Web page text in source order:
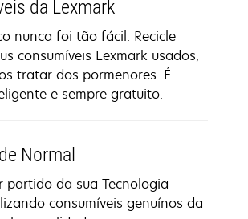
da Lexmark
nunca foi tão fácil. Recicle
consumíveis Lexmark usados,
tratar dos pormenores. É
e sempre gratuito.
Normal
partido da sua Tecnologia
consumíveis genuínos da